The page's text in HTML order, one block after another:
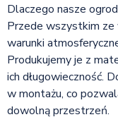
Dlaczego nasze
Przede wszystkim ze
warunki
Produkujemy je z
ich długowieczność.
w montażu, co
dowolną przestrzeń.